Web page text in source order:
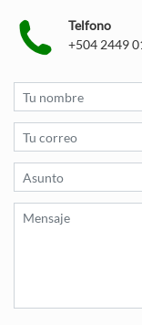
Telfono
+504 2449